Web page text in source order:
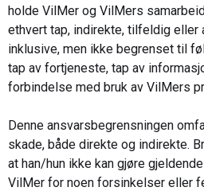
holde VilMer og VilMers
ethvert tap, indirekte, tilfeldig eller
inklusive, men ikke begrenset til
tap av fortjeneste, tap av
forbindelse med bruk av VilMers
Denne ansvarsbegrensningen
skade, både direkte og indirekte.
at han/hun ikke kan gjøre
VilMer for noen forsinkelser eller